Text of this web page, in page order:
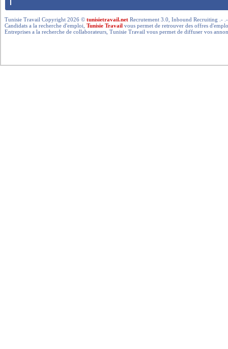
Tunisie Travail Copyright 2026 ©tunisietravail.net Recrutement 3.0, Inbound Recruiting .-
Candidats a la recherche d'emploi,Tunisie Travail vous permet de retrouver des offres
Entreprises a la recherche de collaborateurs, Tunisie Travail vous permet de diffuser vos